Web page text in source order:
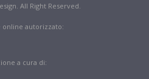
All Right Reserved.
online autorizzato:
a cura di: